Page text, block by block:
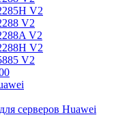
V2
V2
V2
V2
V2
серверов Huawei